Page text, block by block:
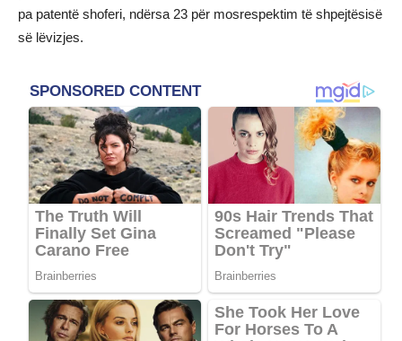
pa patentë shoferi, ndërsa 23 për mosrespektim të shpejtësisë
së lëvizjes.